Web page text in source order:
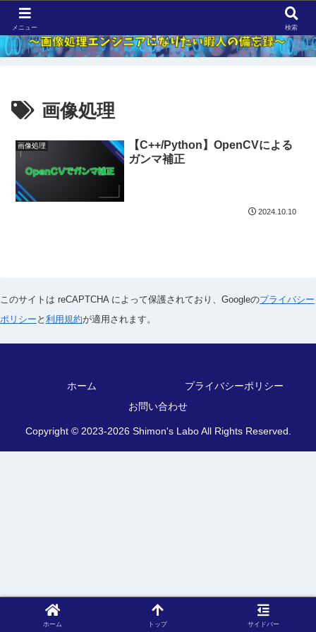
画像処理
画像処理
【C++/Python】OpenCVによる
ガンマ補正
2024.10.10
このサイトは reCAPTCHA によって保護されており、 Googleのプライバシー
ポリシー と 利用規約が適用されます。
ホーム
プライバシーポリシー
お問い合わせ
Copyright © 2023-2026 Shimon's Labo All Rights Reserved.
メニュー 検索
ホーム トップ サイドバー